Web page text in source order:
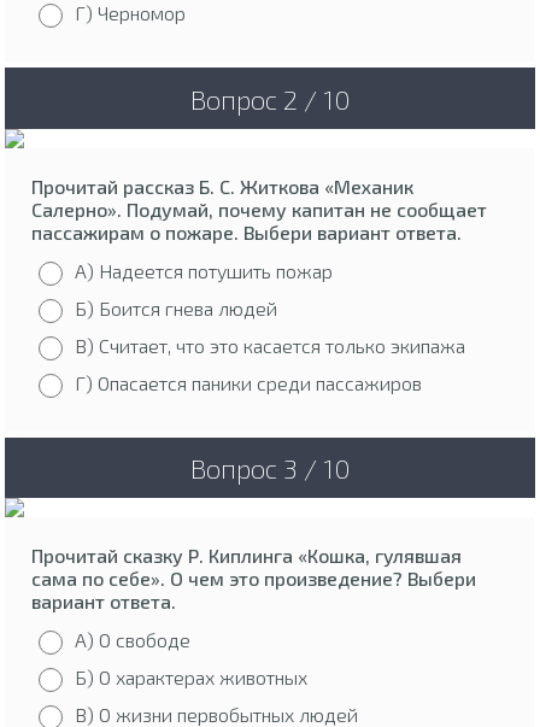
Г) Черномор
Вопрос 2 / 10
Прочитай рассказ Б. С. Житкова «Механик
Салерно». Подумай, почему капитан не сообщает
пассажирам о пожаре. Выбери вариант ответа.
А) Надеется потушить пожар
Б) Боится гнева людей
В) Считает, что это касается только экипажа
Г) Опасается паники среди пассажиров
Вопрос 3 / 10
Прочитай сказку Р. Киплинга «Кошка, гулявшая
сама по себе». О чем это произведение? Выбери
вариант ответа.
А) О свободе
Б) О характерах животных
В) О жизни первобытных людей